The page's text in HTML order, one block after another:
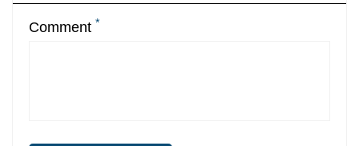
Comment *